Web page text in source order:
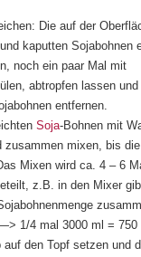
Die auf der
kaputten Sojabohnen
noch ein paar Mal mit
abtropfen lassen
entfernen.
Soja-Bohnen mit
zusammen mixen, bis
Mixen wird ca. 4 – 6
z.B. in den Mixer
1/4 mal 3000 ml = 750
auf den Topf setzen und